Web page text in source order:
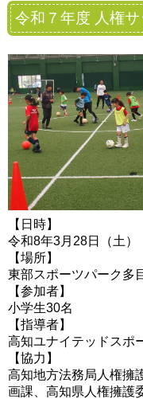
令和７年度 人権
【日時】
令和8年3月28日（土）
【場所】
東部スポーツパーク多
【参加者】
小学生30名
【指導者】
高知ユナイテッドスポ
【協力】
高知地方法務局人権擁
画課、高知県人権擁護